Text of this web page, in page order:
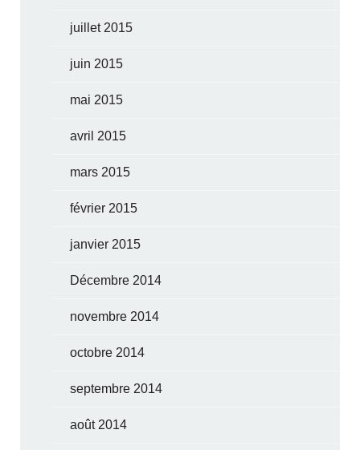
juillet 2015
juin 2015
mai 2015
avril 2015
mars 2015
février 2015
janvier 2015
Décembre 2014
novembre 2014
octobre 2014
septembre 2014
août 2014